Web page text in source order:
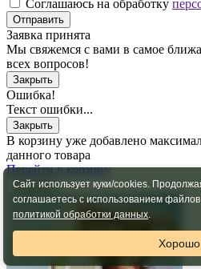
Соглашаюсь на обработку
Отправить
Заявка принята
Мы свяжемся с вами в самое
всех вопросов!
Закрыть
Ошибка!
Текст ошибки...
Закрыть
В корзину уже добавлено
данного товара
Перейти в корзину
Закрыть
Сайт использует куки/cookies.
соглашаетесь с использованием файлов
политикой обработки данных.
Хорошо